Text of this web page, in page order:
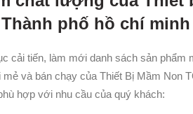
phố hồ chí
cải tiến, làm mới danh sách sản
và bán chạy của Thiết Bị Mầm Non
hợp với nhu cầu của quý khách: